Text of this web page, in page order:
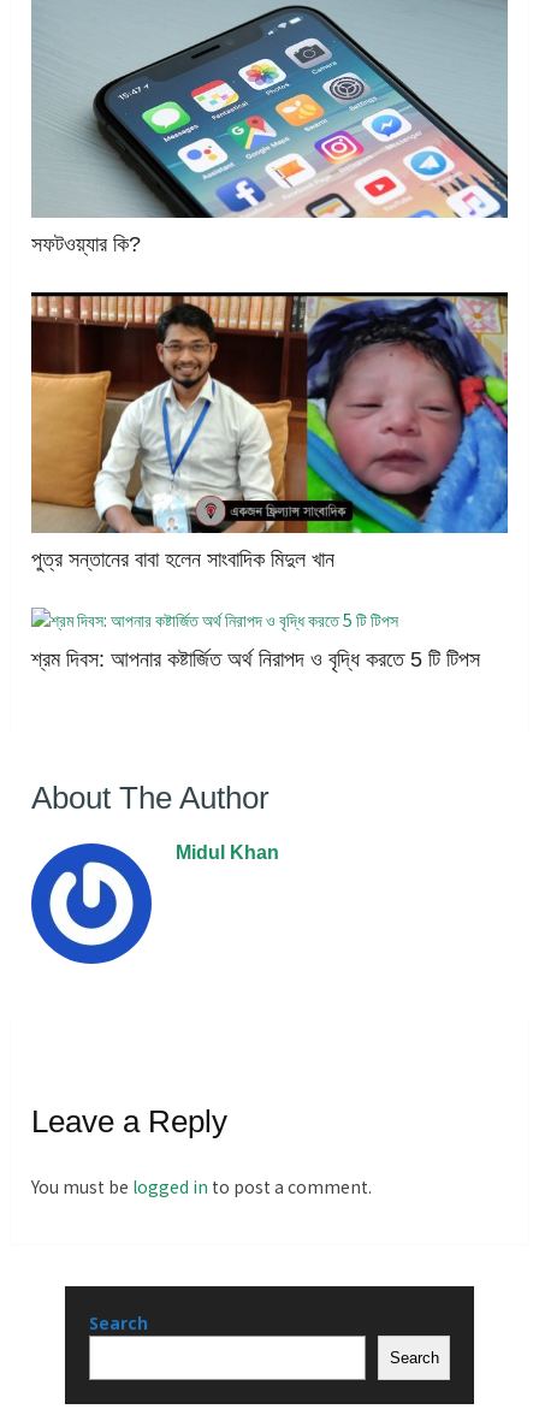
সফটওয়্যার কি?
পুত্র সন্তানের বাবা হলেন সাংবাদিক মিদুল খান
শ্রম দিবস: আপনার কষ্টার্জিত অর্থ নিরাপদ ও বৃদ্ধি করতে 5 টি টিপস
About The Author
Midul Khan
Leave a Reply
You must be logged in to post a comment.
Search
Search